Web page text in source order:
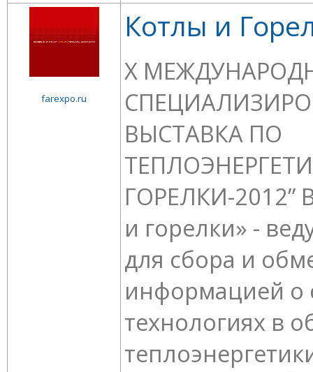
farexpo.ru
Котлы и
X
ВЫСТАВКА ПО
ГОРЕЛКИ-2012”
и горелки» -
для сбора и
информацией о
технологиях в